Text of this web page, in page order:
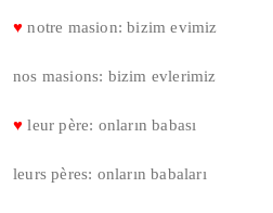
♥ notre masion: bizim evimiz
nos masions: bizim evlerimiz
♥ leur père: onların babası
leurs pères: onların babaları